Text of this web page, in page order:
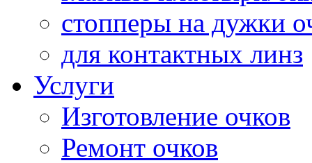
стопперы на дужки
для контактных линз
Услуги
Изготовление очков
Ремонт очков